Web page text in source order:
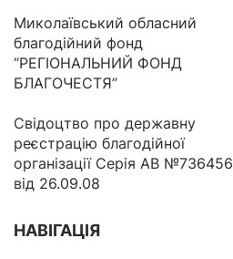
Миколаївський обласний
благодійний фонд
“РЕГІОНАЛЬНИЙ ФОНД
БЛАГОЧЕСТЯ”
Свідоцтво про державну
реєстрацію благодійної
організації Серія АВ №736456
від 26.09.08
НАВІГАЦІЯ